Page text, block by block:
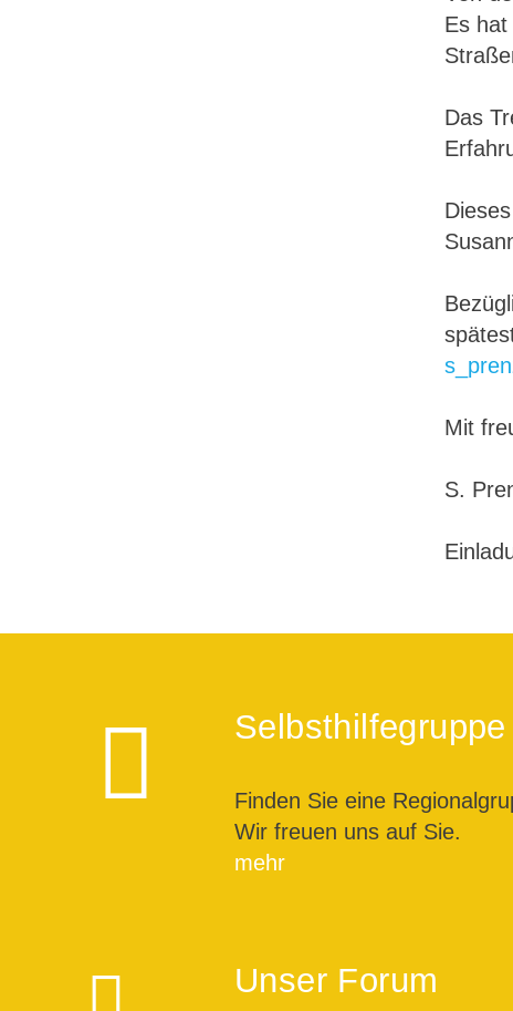
Es
Das
Mit
S.
Finden Sie eine
Wir freuen uns auf Sie.
mehr
Unser Forum